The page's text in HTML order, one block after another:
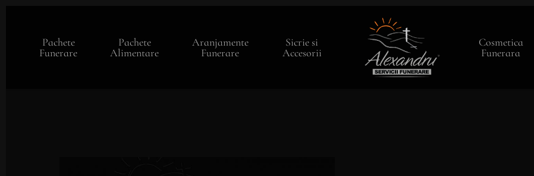
Pachete
Funerare
Pachete
Alimentare
Aranjamente
Funerare
Sicrie si
Accesorii
Cosmetica
Funerara